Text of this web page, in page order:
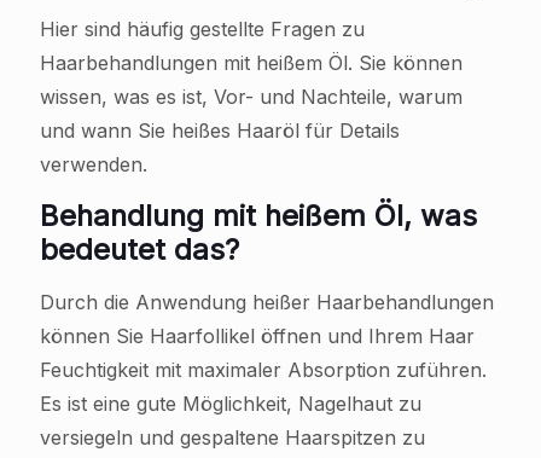
Hier sind häufig gestellte Fragen zu
Haarbehandlungen mit heißem Öl. Sie können
wissen, was es ist, Vor- und Nachteile, warum
und wann Sie heißes Haaröl für Details
verwenden.
Behandlung mit heißem Öl, was
bedeutet das?
Durch die Anwendung heißer Haarbehandlungen
können Sie Haarfollikel öffnen und Ihrem Haar
Feuchtigkeit mit maximaler Absorption zuführen.
Es ist eine gute Möglichkeit, Nagelhaut zu
versiegeln und gespaltene Haarspitzen zu